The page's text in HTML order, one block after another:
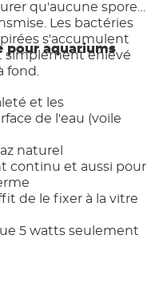
qu'aucune spore
Les bactéries
s'accumulent
simplement enlevé
fond.
pour aquariums
et les
de l'eau (voile
naturel
continu et aussi pour
de le fixer à la vitre
5 watts seulement